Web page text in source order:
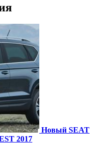
Новый SEAT
2017